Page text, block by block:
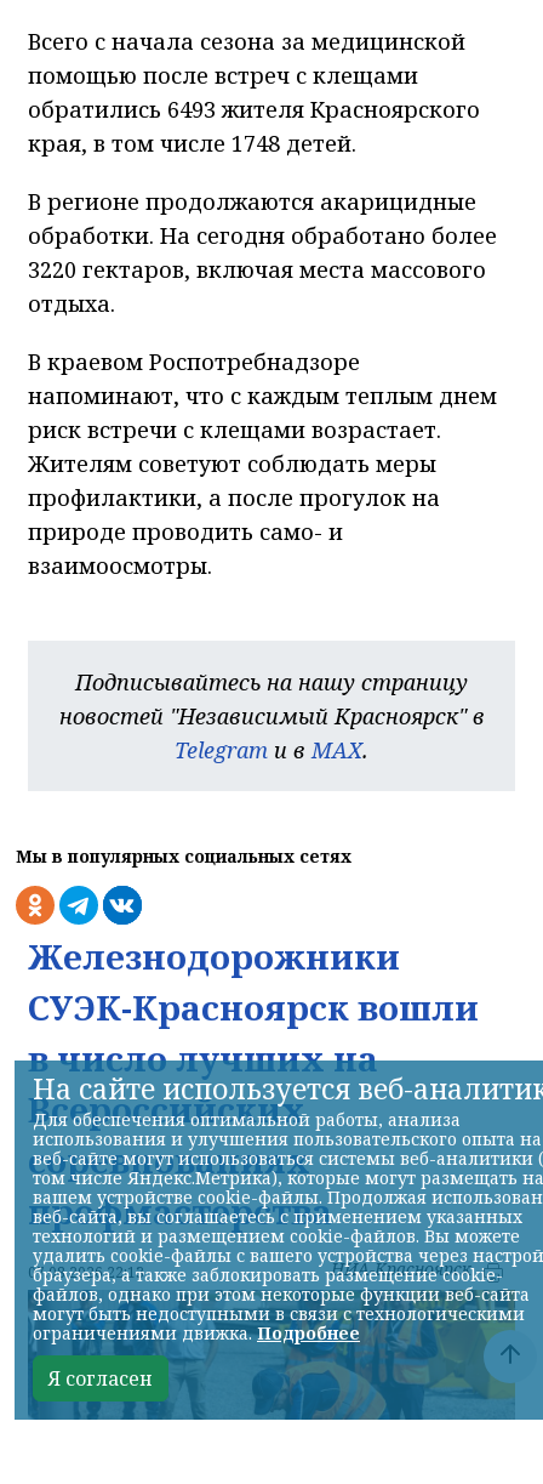
Всего с начала сезона за медицинской
помощью после встреч с клещами
обратились 6493 жителя Красноярского
края, в том числе 1748 детей.
В регионе продолжаются акарицидные
обработки. На сегодня обработано более
3220 гектаров, включая места массового
отдыха.
В краевом Роспотребнадзоре
напоминают, что с каждым теплым днем
риск встречи с клещами возрастает.
Жителям советуют соблюдать меры
профилактики, а после прогулок на
природе проводить само- и
взаимоосмотры.
Подписывайтесь на нашу страницу
новостей "Независимый Красноярск" в
Telegram и вMAX.
Мы в популярных социальных сетях
Железнодорожники
СУЭК-Красноярск вошли
в число лучших на
Всероссийских
соревнованиях
профмастерства
07.08.2026 22:13 НИА-Красноярск
На сайте используется веб-
Для обеспечения оптимальной работы, анализа
использования и улучшения пользовательского опыта на
веб-сайте могут использоваться системы веб-аналитики
том числе Яндекс.Метрика), которые могут размещать на
вашем устройстве cookie-файлы. Продолжая
веб-сайта, вы соглашаетесь с применением указанных
технологий и размещением cookie-файлов. Вы можете
удалить cookie-файлы с вашего устройства через
браузера, а также заблокировать размещение cookie-
файлов, однако при этом некоторые функции веб-сайта
могут быть недоступными в связи с технологическими
ограничениями движка.Подробнее
Я согласен